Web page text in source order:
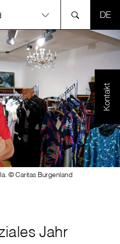
Kontakt
© Caritas Burgenland
Jahr